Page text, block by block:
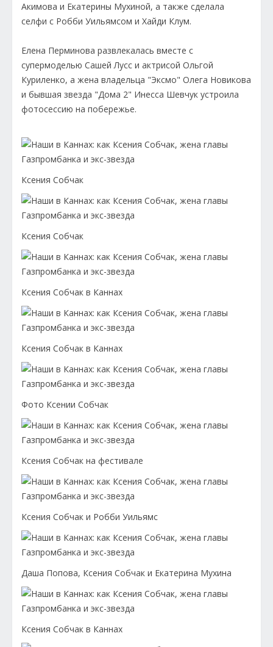
Акимова и Екатерины Мухиной, а также сделала
селфи с Робби Уильямсом и Хайди Клум.
Елена Перминова развлекалась вместе с
супермоделью Сашей Лусс и актрисой Ольгой
Куриленко, а жена владельца "Эксмо" Олега Новикова
и бывшая звезда "Дома 2" Инесса Шевчук устроила
фотосессию на побережье.
Ксения Собчак
Ксения Собчак
Ксения Собчак в Каннах
Ксения Собчак в Каннах
Фото Ксении Собчак
Ксения Собчак на фестивале
Ксения Собчак и Робби Уильямс
Даша Попова, Ксения Собчак и Екатерина Мухина
Ксения Собчак в Каннах